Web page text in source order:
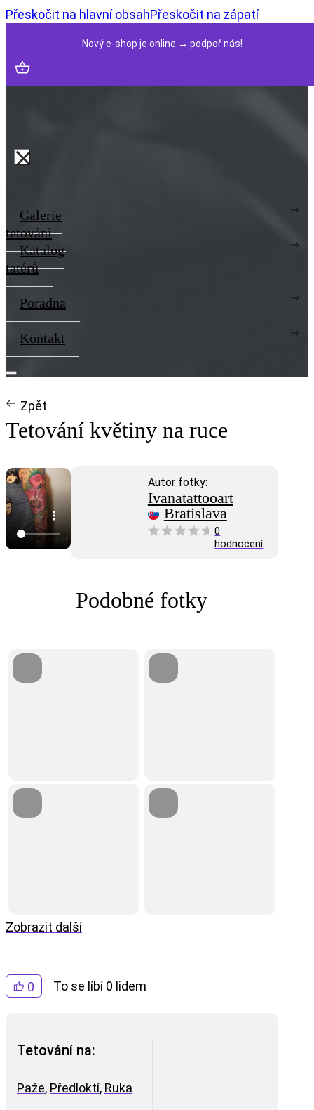
Přeskočit na hlavní obsahPřeskočit na zápatí
Nový e-shop je online → podpoř nás!
Galerie
tetování
Katalog
tatérů
Poradna
Kontakt
Zpět
Autor fotky:
Ivanatattooart
Bratislava
0
hodnocení
Tetování květiny na ruce
0 To se líbí 0 lidem
Tetování na:
Paže, Předloktí, Ruka
Podobné fotky
Zobrazit další